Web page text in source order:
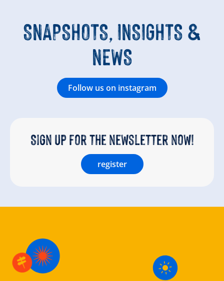
SNAPSHOTS, INSIGHTS &
NEWS
Follow us on instagram
Sign up for the newsletter now!
register